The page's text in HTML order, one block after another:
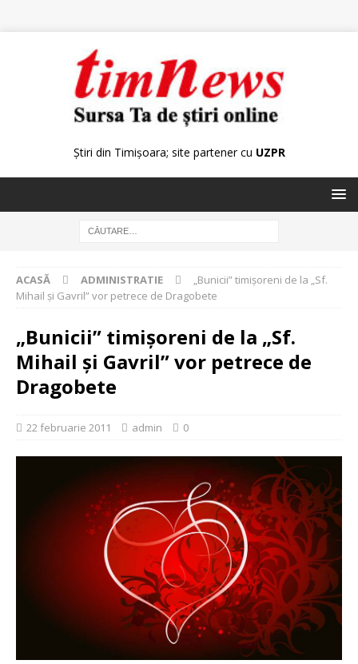
Știri din Timișoara; site partener cu UZPR
ACASĂ ADMINISTRATIE
„Bunicii” timișoreni de la „Sf.
Mihail şi Gavril” vor petrece de Dragobete
„Bunicii” timișoreni de la „Sf.
Mihail şi Gavril” vor petrece de
Dragobete
22 februarie 2011 admin 0